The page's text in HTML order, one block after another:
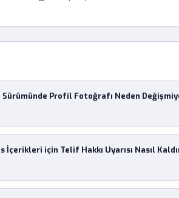
Profil Fotoğrafı Neden
İçerikleri için Telif Hakkı Uyarısı Nasıl